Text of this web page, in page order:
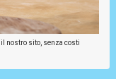
nostro sito, senza costi